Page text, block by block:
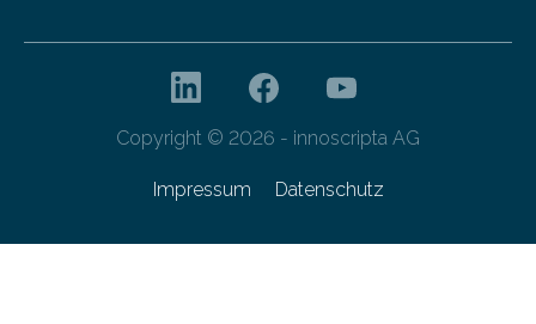
Copyright © 2026 - innoscripta AG
Impressum Datenschutz